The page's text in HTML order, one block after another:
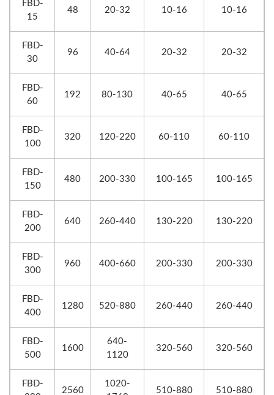
FBD-
15
48 20-32 10-16 10-16
FBD-
30
96 40-64 20-32 20-32
FBD-
60
192 80-130 40-65 40-65
FBD-
100
320 120-220 60-110 60-110
FBD-
150
480 200-330 100-165 100-165
FBD-
200
640 260-440 130-220 130-220
FBD-
300
960 400-660 200-330 200-330
FBD-
400
1280 520-880 260-440 260-440
FBD-
500
1600
640-
1120
320-560 320-560
FBD-
2560
1020-
510-880 510-880